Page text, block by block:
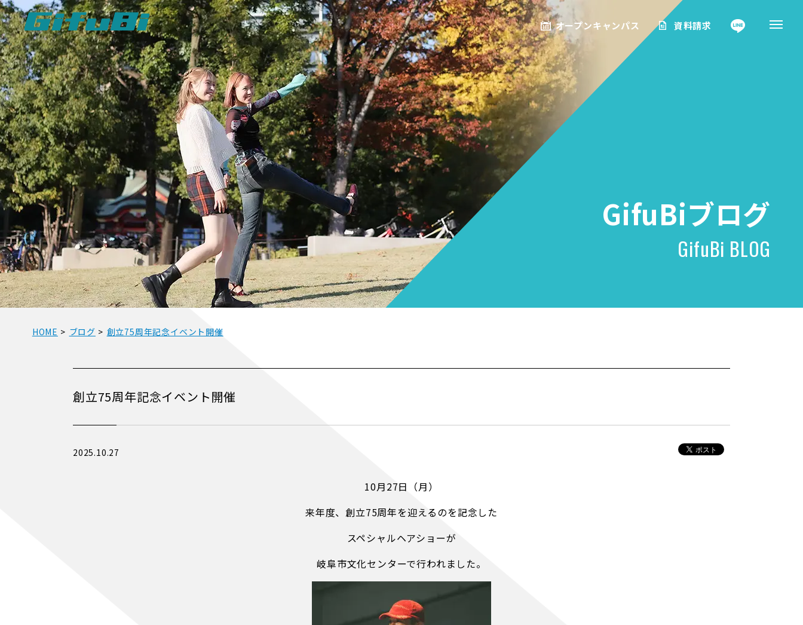
オープンキャンパス 資料請求
GifuBiブログ
GifuBi BLOG
HOME > ブログ > 創立75周年記念イベント開催
創立75周年記念イベント開催
2025.10.27
10月27日（月）
来年度、創立75周年を迎えるのを記念した
スペシャルヘアショーが
岐阜市文化センターで行われました。